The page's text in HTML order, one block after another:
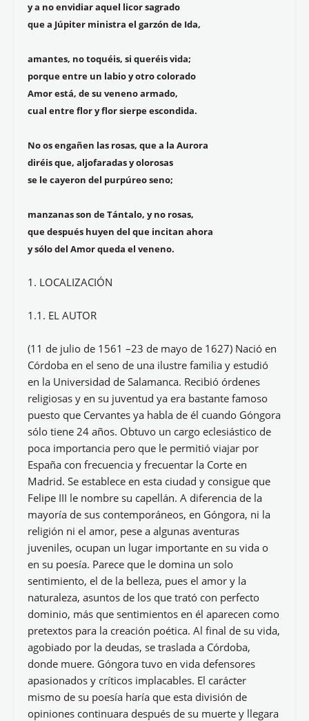
y a no envidiar aquel licor sagrado
que a Júpiter ministra el garzón de Ida,
amantes, no toquéis, si queréis vida;
porque entre un labio y otro colorado
Amor está, de su veneno armado,
cual entre flor y flor sierpe escondida.
No os engañen las rosas, que a la Aurora
diréis que, aljofaradas y olorosas
se le cayeron del purpúreo seno;
manzanas son de Tántalo, y no rosas,
que después huyen del que incitan ahora
y sólo del Amor queda el veneno.
1. LOCALIZACIÓN
1.1. EL AUTOR
(11 de julio de 1561 –23 de mayo de 1627) Nació en
Córdoba en el seno de una ilustre familia y estudió
en la Universidad de Salamanca. Recibió órdenes
religiosas y en su juventud ya era bastante famoso
puesto que Cervantes ya habla de él cuando Góngora
sólo tiene 24 años. Obtuvo un cargo eclesiástico de
poca importancia pero que le permitió viajar por
España con frecuencia y frecuentar la Corte en
Madrid. Se establece en esta ciudad y consigue que
Felipe III le nombre su capellán. A diferencia de la
mayoría de sus contemporáneos, en Góngora, ni la
religión ni el amor, pese a algunas aventuras
juveniles, ocupan un lugar importante en su vida o
en su poesía. Parece que le domina un solo
sentimiento, el de la belleza, pues el amor y la
naturaleza, asuntos de los que trató con perfecto
dominio, más que sentimientos en él aparecen como
pretextos para la creación poética. Al final de su vida,
agobiado por la deudas, se traslada a Córdoba,
donde muere. Góngora tuvo en vida defensores
apasionados y críticos implacables. El carácter
mismo de su poesía haría que esta división de
opiniones continuara después de su muerte y llegara